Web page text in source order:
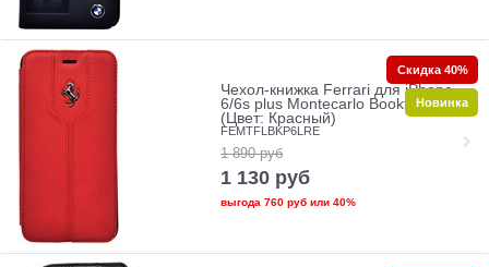
Чехол-книжка Ferrari для iPhone
6/6s plus Montecarlo Booktype Red
(Цвет: Красный)
FEMTFLBKP6LRE
1 890 руб
1 130 руб
выгода 760 рубили 40%
Скидка 40%
Новинка